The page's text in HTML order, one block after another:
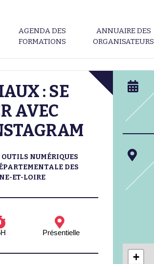
AGENDA DES
FORMATIONS
ANNUAIRE DES
ORGANISATEURS
: SE
AVEC
NUMÉRIQUES
DES
ET-LOIRE
Présentielle
+